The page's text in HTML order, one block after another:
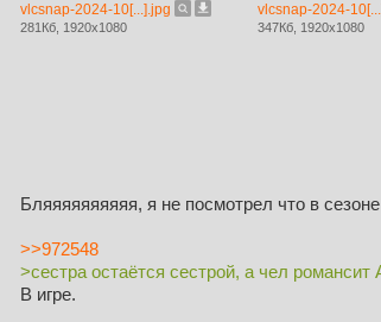
vlcsnap-2024-10[...].jpg
281Кб, 1920x1080
vlcsnap-2024-
347Кб, 1920x1080
Бляяяяяяяяяя, я не посмотрел что в
>>972548
>сестра остаётся сестрой, а чел романсит
В игре.